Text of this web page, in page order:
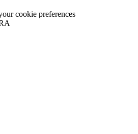
cookie preferences